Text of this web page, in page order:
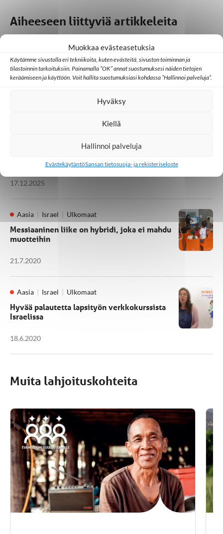
Muokkaa evästeasetuksia
Käytämme sivustolla eri tekniikoita, kuten evästeitä, sivuston toiminnan ja
tilastoinnin tarkoituksiin. Painamalla ”OK” annat suostumuksesi näiden tietojen
keräämiseen ja käyttöön. Voit hallita suostumuksiasi kohdassa ”Hallinnoi palveluja”.
Hyväksy
Kiellä
Hallinnoi palveluja
EvästekäytäntöSansan tietosuoja- ja rekisteriseloste
Aiheeseen liittyviä artikkeleita
Huomisen yhteisöt Israel Ulkomaat
Hepreankielisillä videoilla yli 90 miljoonaa
katselukertaa – Tree of Life puhuttelee
Israelissa
Joulu ja juutalainen identiteetti -
messiaaninen näkökulma
17.12.2025
Aasia Israel Ulkomaat
Messiaaninen liike on hybridi, joka ei mahdu
muotteihin
21.7.2020
Aasia Israel Ulkomaat
Hyvää palautetta lapsityön verkkokurssista
Israelissa
18.6.2020
Muita lahjoituskohteita